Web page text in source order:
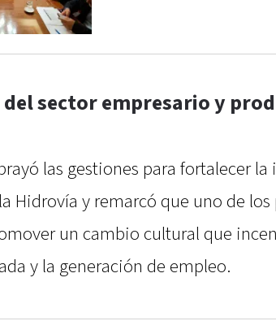
del sector empresario y
las gestiones para fortalecer la
Hidrovía y remarcó que uno de
un cambio cultural que
y la generación de empleo.